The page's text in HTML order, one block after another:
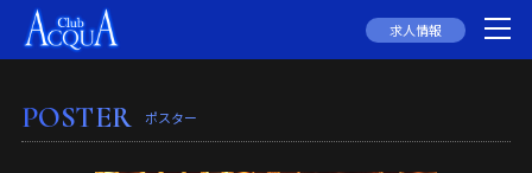
求人情報
POSTER ポスター